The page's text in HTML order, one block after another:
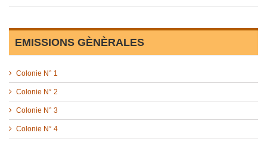
EMISSIONS GÈNÈRALES
Colonie N° 1
Colonie N° 2
Colonie N° 3
Colonie N° 4